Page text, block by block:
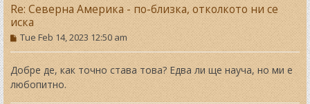
Re: Северна Америка - по-близка, отколкото ни се
иска
P
o
s
t
Tue Feb 14, 2023 12:50 am
Добре де, как точно става това? Едва ли ще науча, но ми е
любопитно.